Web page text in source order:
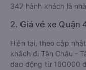
347 hành khách là
2. Giá vé xe Quận
Hiện tại, theo cập
khách đi Tân Châu -
dao động từ 160000